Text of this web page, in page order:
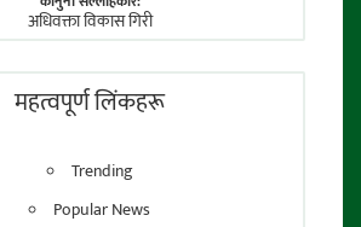
अधिवक्ता विकास गिरी
तेजेन्द्र श्रेष्ठ
महत्वपूर्ण लिंकहरू
Trending
Popular News